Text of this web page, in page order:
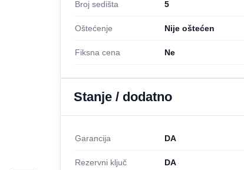
Broj sedišta 5
Oštećenje Nije oštećen
Fiksna cena Ne
Stanje / dodatno
Garancija DA
Rezervni ključ DA